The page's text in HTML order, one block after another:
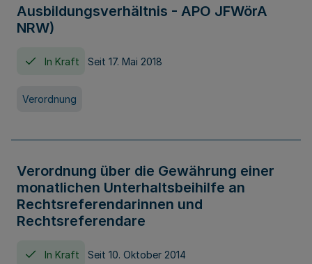
Ausbildungsverhältnis - APO JFWörA
NRW)
In Kraft Seit 17. Mai 2018
Verordnung
Verordnung über die Gewährung einer
monatlichen Unterhaltsbeihilfe an
Rechtsreferendarinnen und
Rechtsreferendare
In Kraft Seit 10. Oktober 2014